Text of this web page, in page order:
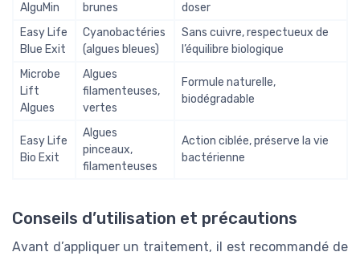
AlguMin
brunes
doser
Easy Life
Blue Exit
Cyanobactéries
(algues bleues)
Sans cuivre, respectueux de
l’équilibre biologique
Microbe
Lift
Algues
Algues
filamenteuses,
vertes
Formule naturelle,
biodégradable
Easy Life
Bio Exit
Algues
pinceaux,
filamenteuses
Action ciblée, préserve la vie
bactérienne
Conseils d’utilisation et précautions
Avant d’appliquer un traitement, il est recommandé de